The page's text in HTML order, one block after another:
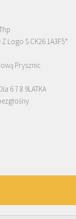
Logo S CK26 1A3F5*
Prysznic
6 7 8 9LATKA